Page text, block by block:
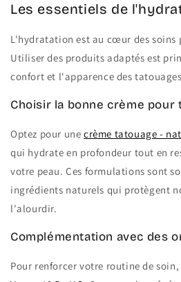
Les essentiels de
L'hydratation est au cœur des soins
Utiliser des produits adaptés est
confort et l'apparence des
Choisir la bonne crème pour
Optez pour une crème tatouage -
qui hydrate en profondeur tout en
votre peau. Ces formulations sont
ingrédients naturels qui protègent
l'alourdir.
Complémentation avec des
Pour renforcer votre routine de